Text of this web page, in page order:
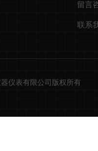
留言
联系
仪表有限公司版权所有